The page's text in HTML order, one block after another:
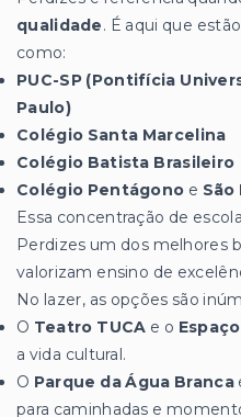
qualidade. É aqui que
como:
PUC-SP (Pontifícia
Paulo)
Colégio Santa Marcelina
Colégio Batista Brasileiro
Colégio Pentágono e São
Essa concentração de
Perdizes um dos melhores
valorizam ensino de
No lazer, as opções são
O Teatro TUCA e o
a vida cultural.
O Parque da Água Branca
para caminhadas e